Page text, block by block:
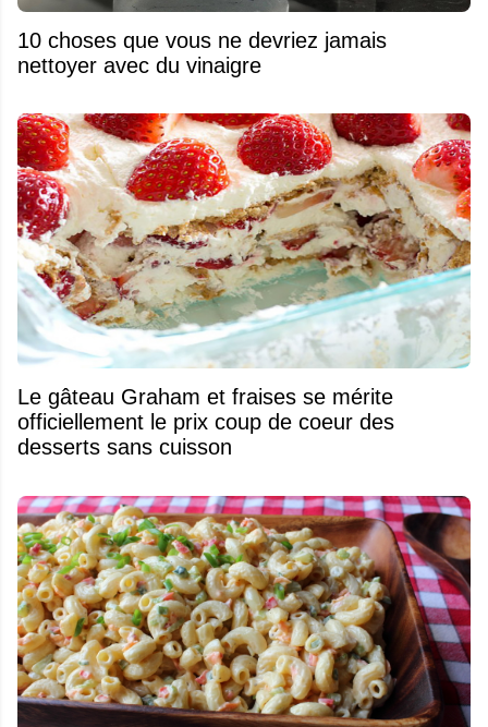
10 choses que vous ne devriez jamais
nettoyer avec du vinaigre
Le gâteau Graham et fraises se mérite
officiellement le prix coup de coeur des
desserts sans cuisson